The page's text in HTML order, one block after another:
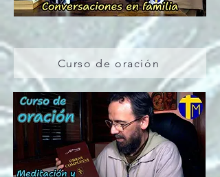
Curso de oración